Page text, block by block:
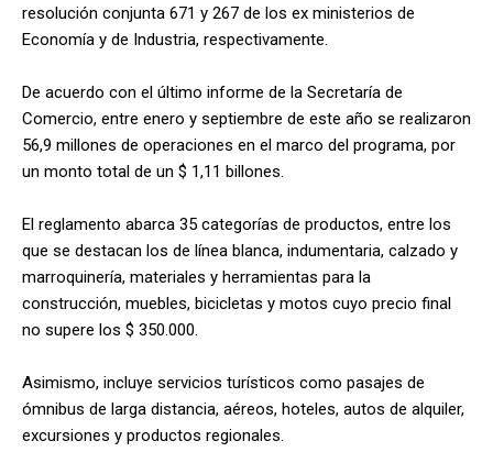
resolución conjunta 671 y 267 de los ex ministerios de
Economía y de Industria, respectivamente.
De acuerdo con el último informe de la Secretaría de
Comercio, entre enero y septiembre de este año se realizaron
56,9 millones de operaciones en el marco del programa, por
un monto total de un $ 1,11 billones.
El reglamento abarca 35 categorías de productos, entre los
que se destacan los de línea blanca, indumentaria, calzado y
marroquinería, materiales y herramientas para la
construcción, muebles, bicicletas y motos cuyo precio final
no supere los $ 350.000.
Asimismo, incluye servicios turísticos como pasajes de
ómnibus de larga distancia, aéreos, hoteles, autos de alquiler,
excursiones y productos regionales.